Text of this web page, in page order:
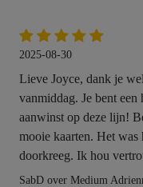
2025-08-30
Lieve Joyce, dank je
vanmiddag. Je bent
aanwinst op deze lijn!
mooie kaarten. Het
doorkreeg. Ik hou
SabD over Medium